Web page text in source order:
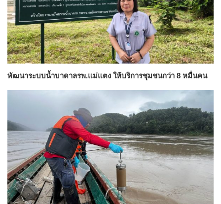
พัฒนาระบบน้ำบาดาลรพ.แม่แตง ให้บริการชุมชนกว่า 8 หมื่นคน